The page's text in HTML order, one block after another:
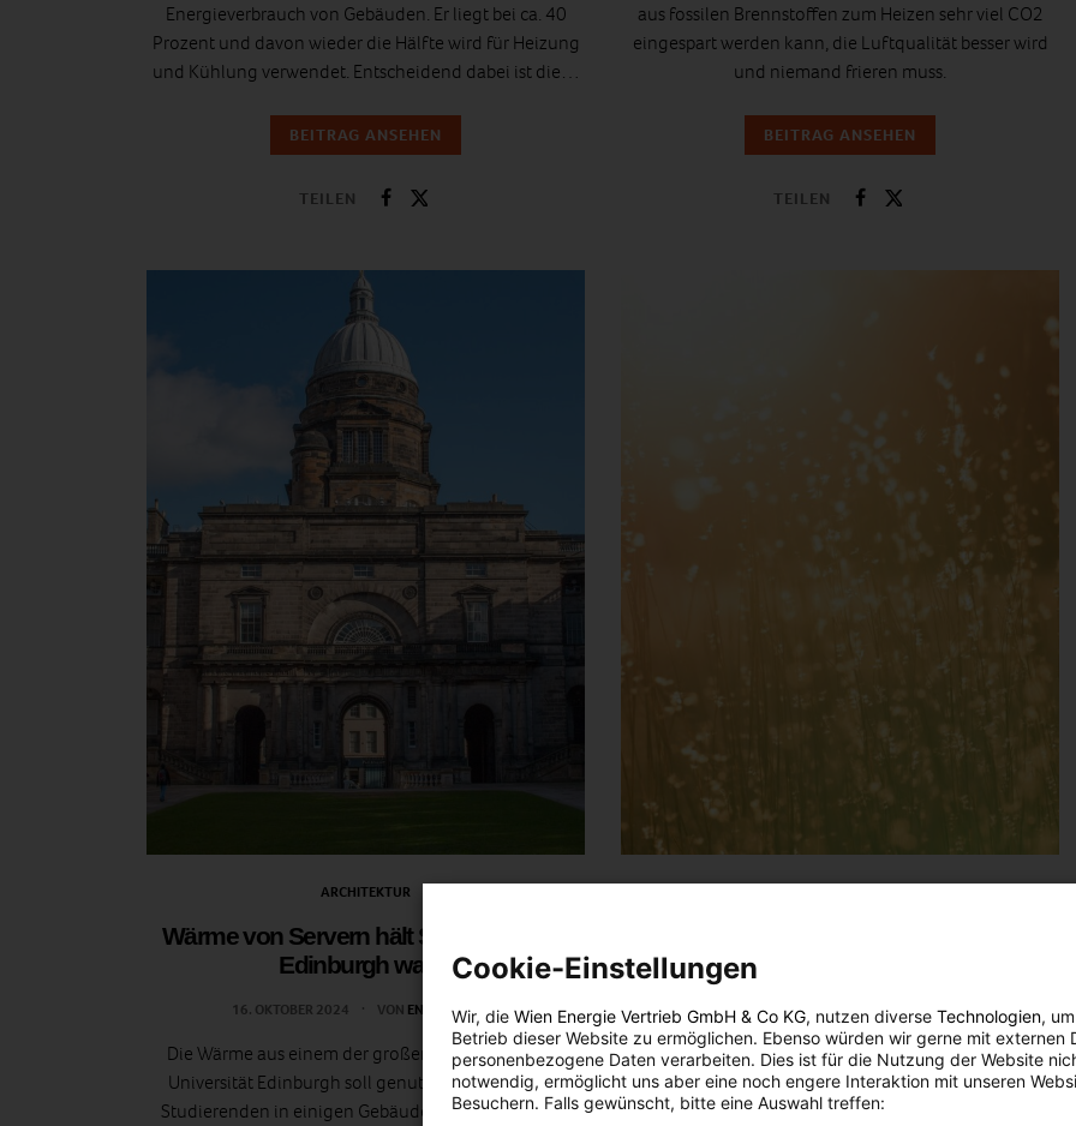
Energieverbrauch von Gebäuden. Er liegt bei ca. 40
Prozent und davon wieder die Hälfte wird für Heizung
und Kühlung verwendet. Entscheidend dabei ist die…
BEITRAG ANSEHEN
TEILEN
ARCHITEKTUR
Wärme von Servern hält Studierende in
Edinburgh warm
16. OKTOBER 2024 VON ENERGIELEBEN
Die Wärme aus einem der großen Serverräume der
Universität Edinburgh soll genutzt werden, um die
Studierenden in einigen Gebäuden warm zu halten.
aus fossilen Brennstoffen zum Heizen sehr viel CO2
eingespart werden kann, die Luftqualität besser wird
und niemand frieren muss.
BEITRAG ANSEHEN
TEILEN
22. APRIL 2024
Wer denkt nicht an frostig kalten Tagen an die
drückende Sommerhitze, die in Großstädten das Leben
schwer und immer öfter unerträglich macht? Es wäre
doch großartig, sie für den Winter…
Cookie-Einstellungen
Wir, die Wien Energie Vertrieb GmbH & Co KG, nutzen diverse Technologien,
Betrieb dieser Website zu ermöglichen. Ebenso würden wir gerne mit externen
personenbezogene Daten verarbeiten. Dies ist für die Nutzung der Website
notwendig, ermöglicht uns aber eine noch engere Interaktion mit unseren
Besuchern. Falls gewünscht, bitte eine Auswahl treffen: